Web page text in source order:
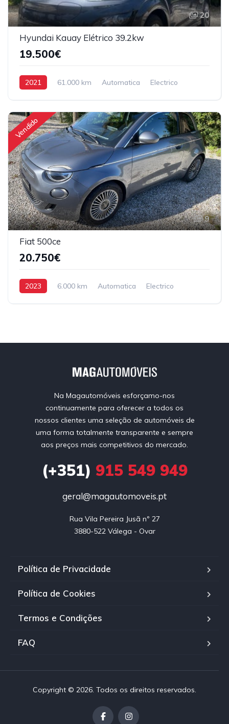
20
Hyundai Kauay Elétrico 39.2kw
19.500€
2021 61.000 km Automatica
Electrico
Vendido
9
Fiat 500ce
20.750€
2023 6.000 km Automatica
Electrico
Na Magautomóveis esforçamo-nos
continuamente para oferecer a todos os
nossos clientes uma seleção de automóveis de
uma forma totalmente transparente e sempre
aos preços mais competitivos do mercado.
(+351) 915 549 949
geral@magautomoveis.pt
Rua Vila Pereira Jusã nº 27
3880-522 Válega - Ovar
Política de Privacidade
Política de Cookies
Termos e Condições
FAQ
Copyright © 2026. Todos os direitos reservados.